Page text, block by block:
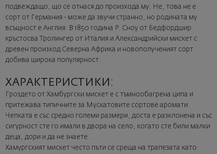
подвеждащо, що се отнася до произхода му. Не, това не е
сорт от Германия - може да звучи странно, но родината му
всъщност е Англия. В 1850 година Р. Сноу от Бедфордшир
кръстосва Тролингер от Италия и Александрийски мискет с
древен произход Северна Африка и новополученият сорт
добива широка популярност.
ХАРАКТЕРИСТИКИ:
Гроздето от Хамбургски мискет е с тъмнообагрена ципа и
притежава типичните за Мускатовите сортове аромати.
Чепката е със средно големи размери, доста е разклонена и със
сигурност сте го имали в двора на село, когато сте били малки
деца, дори и да не знаете.
Хамургският мискет често пъти се среща на трапезата като